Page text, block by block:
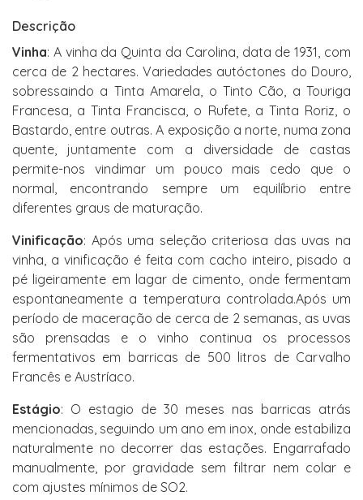
Descrição
Vinha: A vinha da Quinta da Carolina, data de 1931, com
cerca de 2 hectares. Variedades autóctones do Douro,
sobressaindo a Tinta Amarela, o Tinto Cão, a Touriga
Francesa, a Tinta Francisca, o Rufete, a Tinta Roriz, o
Bastardo, entre outras. A exposição a norte, numa zona
quente, juntamente com a diversidade de castas
permite-nos vindimar um pouco mais cedo que o
normal, encontrando sempre um equilíbrio entre
diferentes graus de maturação.
Vinificação: Após uma seleção criteriosa das uvas na
vinha, a vinificação é feita com cacho inteiro, pisado a
pé ligeiramente em lagar de cimento, onde fermentam
espontaneamente a temperatura controlada.Após um
período de maceração de cerca de 2 semanas, as uvas
são prensadas e o vinho continua os processos
fermentativos em barricas de 500 litros de Carvalho
Francês e Austríaco.
Estágio: O estagio de 30 meses nas barricas atrás
mencionadas, seguindo um ano em inox, onde estabiliza
naturalmente no decorrer das estações. Engarrafado
manualmente, por gravidade sem filtrar nem colar e
com ajustes mínimos de SO2.